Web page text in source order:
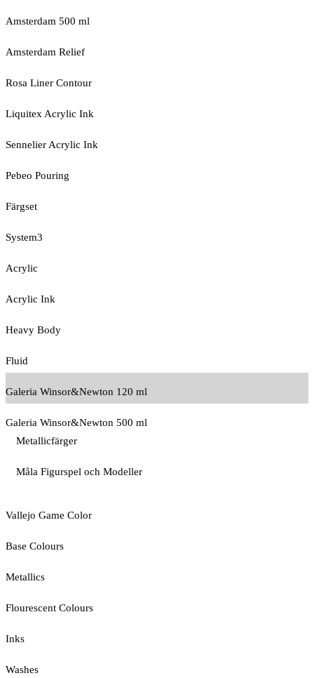
Amsterdam 500 ml
Amsterdam Relief
Rosa Liner Contour
Liquitex Acrylic Ink
Sennelier Acrylic Ink
Pebeo Pouring
Färgset
System3
Acrylic
Acrylic Ink
Heavy Body
Fluid
Galeria Winsor&Newton 120 ml
Galeria Winsor&Newton 500 ml
Metallicfärger
Måla Figurspel och Modeller
Vallejo Game Color
Base Colours
Metallics
Flourescent Colours
Inks
Washes